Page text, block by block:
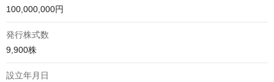
100,000,000円
発行株式数
9,900株
設立年月日